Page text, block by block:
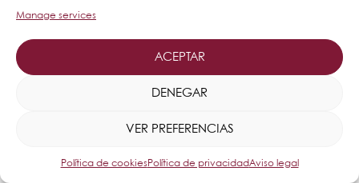
Manage services
ACEPTAR
DENEGAR
VER PREFERENCIAS
Política de cookiesPolítica de privacidadAviso legal